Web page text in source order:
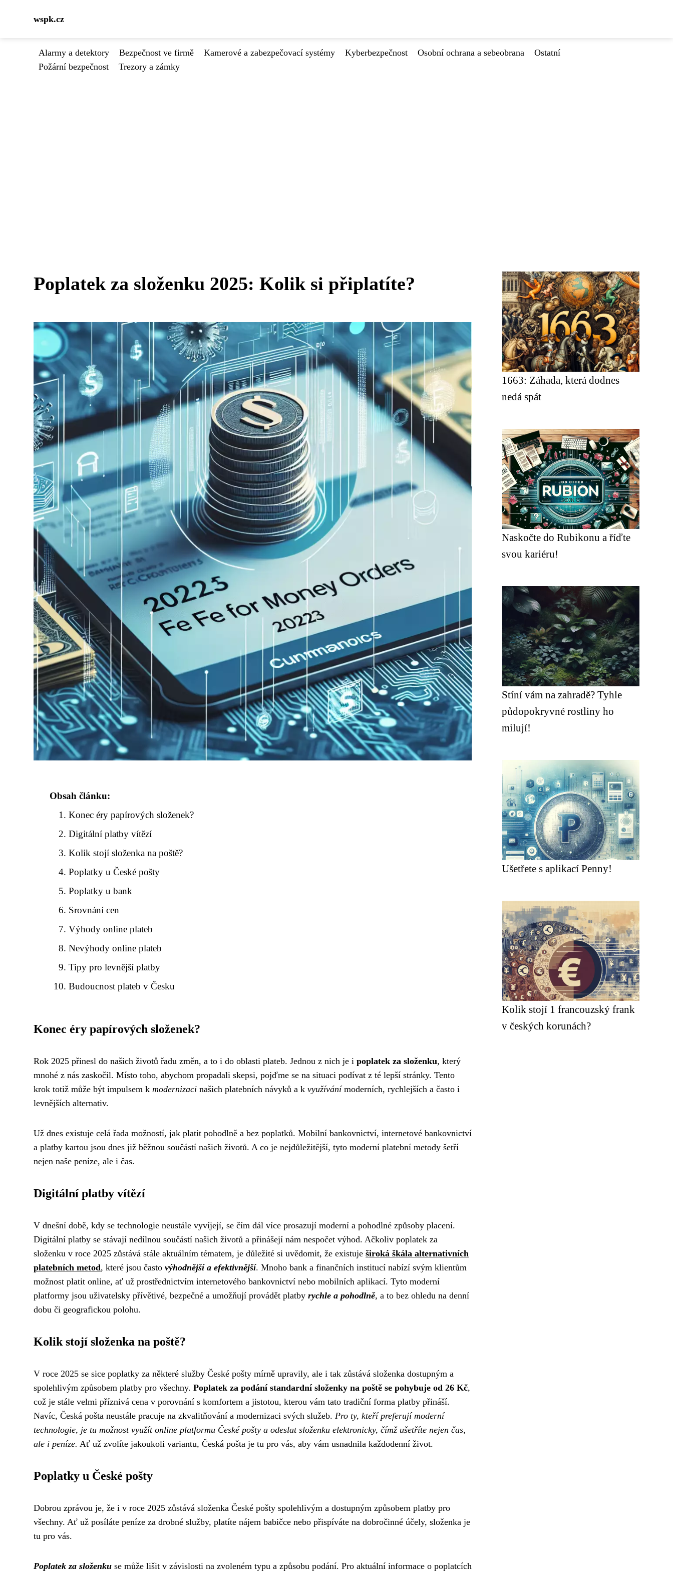
wspk.cz
Alarmy a detektory Bezpečnost ve firmě Kamerové a zabezpečovací systémy Kyberbezpečnost Osobní ochrana a sebeobrana
Ostatní
Požární bezpečnost
Trezory a zámky
Poplatek za složenku 2025: Kolik si připlatíte?
Obsah článku:
Konec éry papírových složenek?
Digitální platby vítězí
Kolik stojí složenka na poště?
Poplatky u České pošty
Poplatky u bank
Srovnání cen
Výhody online plateb
Nevýhody online plateb
Tipy pro levnější platby
Budoucnost plateb v Česku
Konec éry papírových složenek?
Rok 2025 přinesl do našich životů řadu změn, a to i do oblasti plateb. Jednou z nich je i poplatek za složenku, který
mnohé z nás zaskočil. Místo toho, abychom propadali skepsi, pojďme se na situaci podívat z té lepší stránky. Tento
krok totiž může být impulsem k modernizaci našich platebních návyků a k využívánímoderních, rychlejších a často i
levnějších alternativ.
Už dnes existuje celá řada možností, jak platit pohodlně a bez poplatků. Mobilní bankovnictví, internetové bankovnictví
a platby kartou jsou dnes již běžnou součástí našich životů. A co je nejdůležitější, tyto moderní platební metody šetří
nejen naše peníze, ale i čas.
Digitální platby vítězí
V dnešní době, kdy se technologie neustále vyvíjejí, se čím dál více prosazují moderní a pohodlné způsoby placení.
Digitální platby se stávají nedílnou součástí našich životů a přinášejí nám nespočet výhod. Ačkoliv poplatek za
složenku v roce 2025 zůstává stále aktuálním tématem, je důležité si uvědomit, že existuje široká škála alternativních
platebních metod, které jsou často výhodnější a efektivnější. Mnoho bank a finančních institucí nabízí svým klientům
možnost platit online, ať už prostřednictvím internetového bankovnictví nebo mobilních aplikací. Tyto moderní
platformy jsou uživatelsky přívětivé, bezpečné a umožňují provádět platby rychle a pohodlně, a to bez ohledu na denní
dobu či geografickou polohu.
Kolik stojí složenka na poště?
V roce 2025 se sice poplatky za některé služby České pošty mírně upravily, ale i tak zůstává složenka dostupným a
spolehlivým způsobem platby pro všechny. Poplatek za podání standardní složenky na poště se pohybuje od 26 Kč,
což je stále velmi příznivá cena v porovnání s komfortem a jistotou, kterou vám tato tradiční forma platby přináší.
Navíc, Česká pošta neustále pracuje na zkvalitňování a modernizaci svých služeb. Pro ty, kteří preferují moderní
technologie, je tu možnost využít online platformu České pošty a odeslat složenku elektronicky, čímž ušetříte nejen čas,
ale i peníze. Ať už zvolíte jakoukoli variantu, Česká pošta je tu pro vás, aby vám usnadnila každodenní život.
Poplatky u České pošty
Dobrou zprávou je, že i v roce 2025 zůstává složenka České pošty spolehlivým a dostupným způsobem platby pro
všechny. Ať už posíláte peníze za drobné služby, platíte nájem babičce nebo přispíváte na dobročinné účely, složenka je
tu pro vás.
Poplatek za složenku se může lišit v závislosti na zvoleném typu a způsobu podání. Pro aktuální informace o poplatcích
1663: Záhada, která dodnes
nedá spát
Naskočte do Rubikonu a říďte
svou kariéru!
Stíní vám na zahradě? Tyhle
půdopokryvné rostliny ho
milují!
Ušetřete s aplikací Penny!
Kolik stojí 1 francouzský frank
v českých korunách?